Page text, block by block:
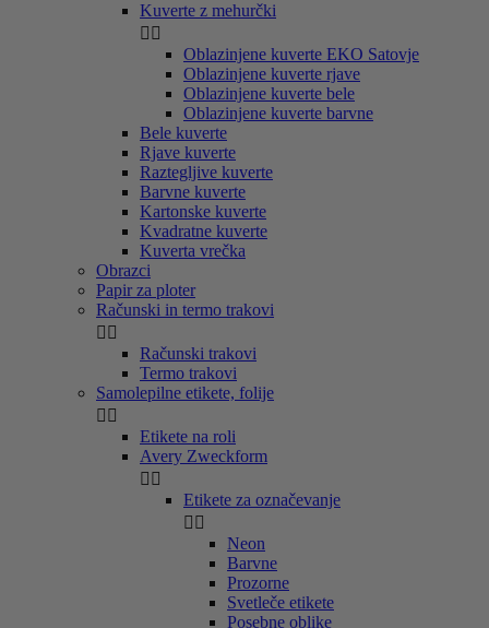
Kuverte z mehurčki
 
Oblazinjene kuverte EKO Satovje
Oblazinjene kuverte rjave
Oblazinjene kuverte bele
Oblazinjene kuverte barvne
Bele kuverte
Rjave kuverte
Raztegljive kuverte
Barvne kuverte
Kartonske kuverte
Kvadratne kuverte
Kuverta vrečka
Obrazci
Papir za ploter
Računski in termo trakovi
 
Računski trakovi
Termo trakovi
Samolepilne etikete, folije
 
Etikete na roli
Avery Zweckform
 
Etikete za označevanje
 
Neon
Barvne
Prozorne
Svetleče etikete
Posebne oblike